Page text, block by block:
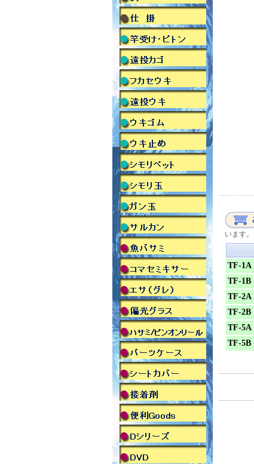
います。
TF-1A
TF-1B
TF-2A
TF-2B
TF-5A
TF-5B